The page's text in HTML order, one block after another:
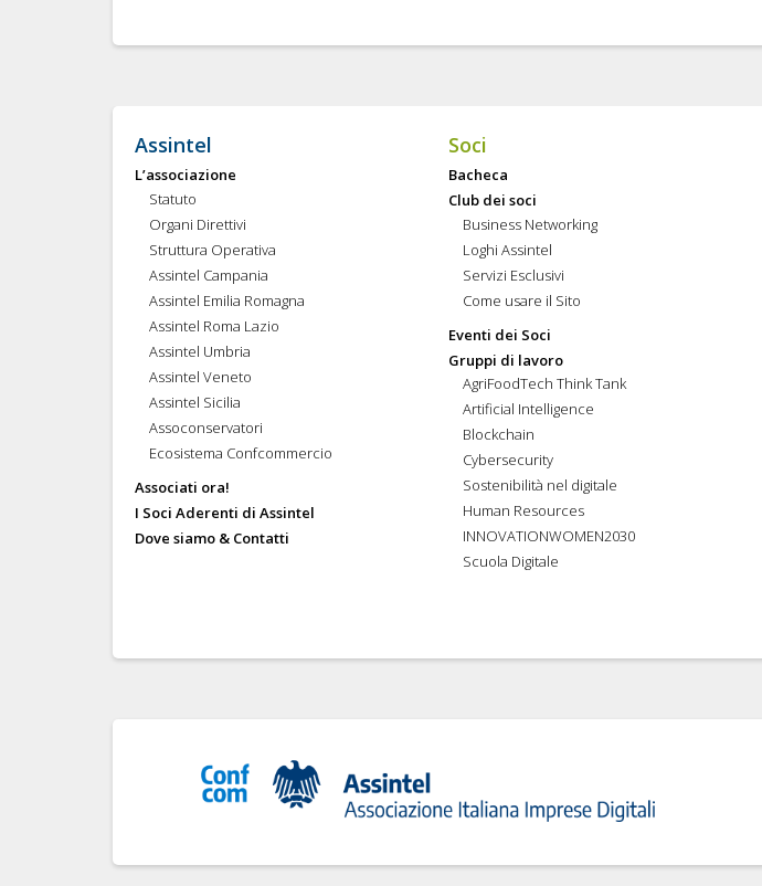
Assintel
L’associazione
Statuto
Organi Direttivi
Struttura Operativa
Assintel Campania
Assintel Emilia Romagna
Assintel Roma Lazio
Assintel Umbria
Assintel Veneto
Assintel Sicilia
Assoconservatori
Ecosistema Confcommercio
Associati ora!
I Soci Aderenti di Assintel
Dove siamo & Contatti
Soci
Bacheca
Club dei soci
Business Networking
Loghi Assintel
Servizi Esclusivi
Come usare il Sito
Eventi dei Soci
Gruppi di lavoro
AgriFoodTech Think Tank
Artificial Intelligence
Blockchain
Cybersecurity
Sostenibilità nel digitale
Human Resources
INNOVATIONWOMEN2030
Scuola Digitale